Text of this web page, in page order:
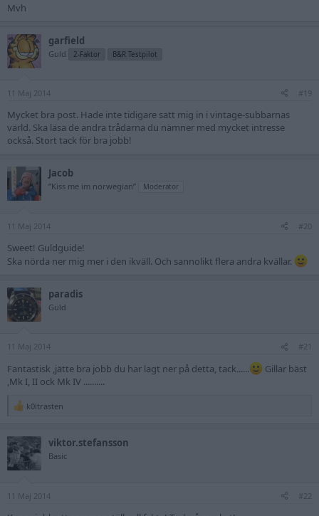
Mvh
garfield
Guld 2-Faktor B&R Testpilot
11 Maj 2014 #19
Mycket bra post. Hade inte tidigare satt mig in i vintage-subbarnas
värld. Ska läsa de andra trådarna du nämner med mycket intresse
också. Stort tack för bra jobb!
Jacob
”Kiss me im norwegian” Moderator
11 Maj 2014 #20
Sweet! Guldguide!
Ska nörda ner mig mer i den ikväll. Och sannolikt flera andra kvällar.
paradis
Guld
11 Maj 2014 #21
Fantastisk ,jätte bra jobb du har lagt ner på detta, tack......
Gillar bäst
,Mk I, II ock Mk IV ..........
R
c
t
i
o
s
k0ltrasten
viktor.stefansson
Basic
11 Maj 2014 #22